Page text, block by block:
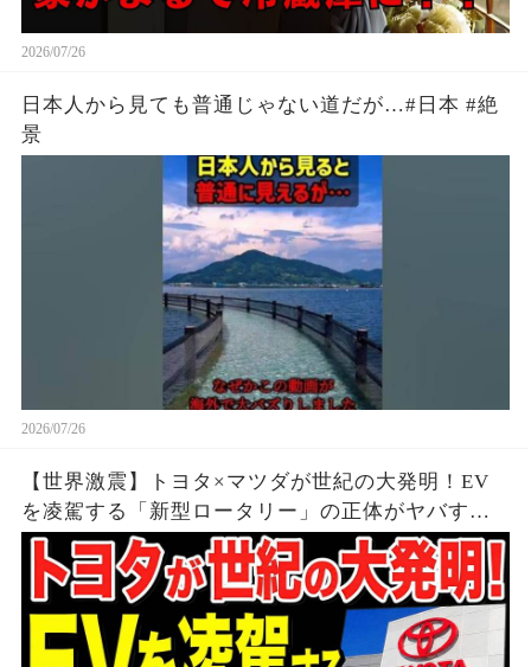
2026/07/26
日本人から見ても普通じゃない道だが…#日本 #絶
景
2026/07/26
【世界激震】トヨタ×マツダが世紀の大発明！EV
を凌駕する「新型ロータリー」の正体がヤバすぎ
る…